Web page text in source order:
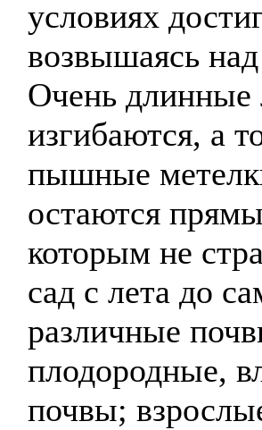
условиях
возвышаясь
Очень длинные
изгибаются, а
пышные
остаются
которым не
сад с лета до
различные
плодородные,
почвы;